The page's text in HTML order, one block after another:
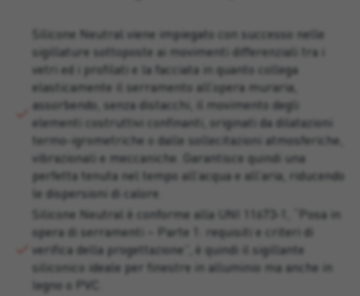
Silicone Neutral viene impiegato con successo nelle
sigillature sottoposte ai movimenti differenziali tra i
vetri ed i profilati e la facciata in quanto collega
elasticamente il serramento all’opera muraria,
assorbendo, senza distacchi, il movimento degli
elementi costruttivi confinanti, originati da dilatazioni
termo-igrometriche o dalle sollecitazioni atmosferiche,
vibrazionali e meccaniche. Garantisce quindi una
perfetta tenuta nel tempo all’acqua e all’aria, riducendo
le dispersioni di calore.
Silicone Neutral è conforme alla UNI 11673-1, “Posa in
opera di serramenti – Parte 1: requisiti e criteri di
verifica della progettazione”, è quindi il sigillante
siliconico ideale per finestre in alluminio ma anche in
legno o PVC.